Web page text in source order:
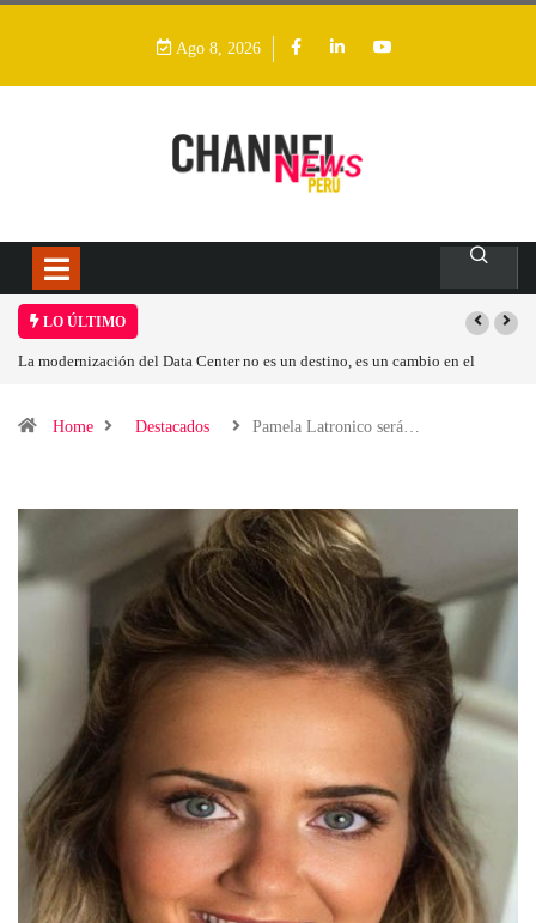
Ago 8, 2026
LO ÚLTIMO
del Data Center no es un destino, es un cambio en el
Los ingresos por
Home Destacados Pamela Latronico será…